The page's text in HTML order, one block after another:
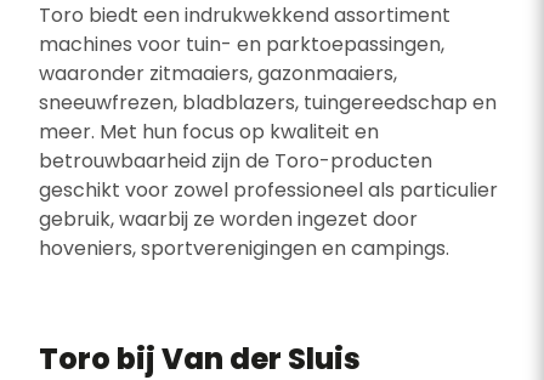
Toro biedt een indrukwekkend assortiment
machines voor tuin- en parktoepassingen,
waaronder zitmaaiers, gazonmaaiers,
sneeuwfrezen, bladblazers, tuingereedschap en
meer. Met hun focus op kwaliteit en
betrouwbaarheid zijn de Toro-producten
geschikt voor zowel professioneel als particulier
gebruik, waarbij ze worden ingezet door
hoveniers, sportverenigingen en campings.
Toro bij Van der Sluis